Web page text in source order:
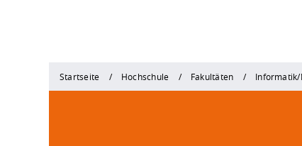
Startseite Hochschule Fakultäten